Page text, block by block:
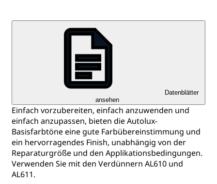
Datenblätter
ansehen
Einfach vorzubereiten, einfach anzuwenden und
einfach anzupassen, bieten die Autolux-
Basisfarbtöne eine gute Farbübereinstimmung und
ein hervorragendes Finish, unabhängig von der
Reparaturgröße und den Applikationsbedingungen.
Verwenden Sie mit den Verdünnern AL610 und
AL611.